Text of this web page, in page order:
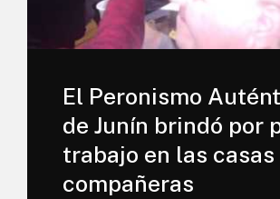
El Peronismo
de Junín brindó por
trabajo en las casas
compañeras